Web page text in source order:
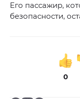
Его пассажир,
безопасности,
0